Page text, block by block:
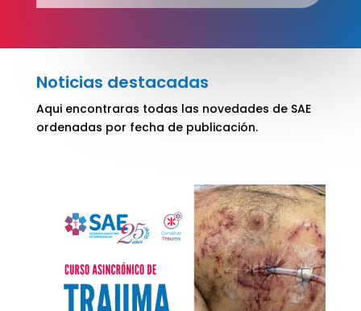
Noticias destacadas
Aqui encontraras todas las novedades de SAE
ordenadas por fecha de publicación.